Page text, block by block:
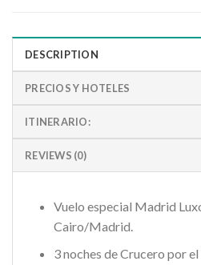
DESCRIPTION
PRECIOS Y HOTELES
ITINERARIO:
REVIEWS (0)
Vuelo especial Madrid
Cairo/Madrid.
3 noches de Crucero por